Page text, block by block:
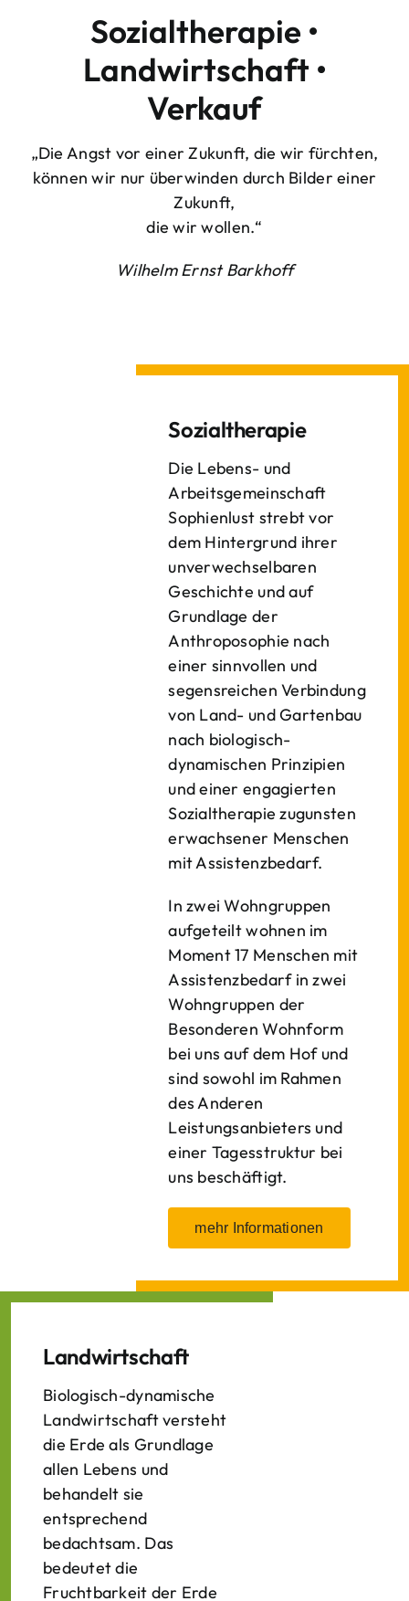
Sozialtherapie •
Landwirtschaft •
Verkauf
„Die Angst vor einer Zukunft, die wir fürchten,
können wir nur überwinden durch Bilder einer
Zukunft,
die wir wollen.“
Wilhelm Ernst Barkhoff
Sozialtherapie
Die Lebens- und
Arbeitsgemeinschaft
Sophienlust strebt vor
dem Hintergrund ihrer
unverwechselbaren
Geschichte und auf
Grundlage der
Anthroposophie nach
einer sinnvollen und
segensreichen Verbindung
von Land- und Gartenbau
nach biologisch-
dynamischen Prinzipien
und einer engagierten
Sozialtherapie zugunsten
erwachsener Menschen
mit Assistenzbedarf.
In zwei Wohngruppen
aufgeteilt wohnen im
Moment 17 Menschen mit
Assistenzbedarf in zwei
Wohngruppen der
Besonderen Wohnform
bei uns auf dem Hof und
sind sowohl im Rahmen
des Anderen
Leistungsanbieters und
einer Tagesstruktur bei
uns beschäftigt.
mehr Informationen
Landwirtschaft
Biologisch-dynamische
Landwirtschaft versteht
die Erde als Grundlage
allen Lebens und
behandelt sie
entsprechend
bedachtsam. Das
bedeutet die
Fruchtbarkeit der Erde